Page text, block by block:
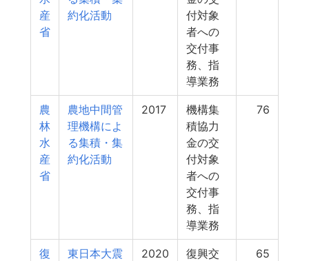
産
省
約化活動
付対象
者への
交付事
務、指
導業務
農
林
水
産
省
農地中間管
理機構によ
る集積・集
約化活動
2017
機構集
積協力
金の交
付対象
者への
交付事
務、指
導業務
76
復
東日本大震
2020
復興交
65